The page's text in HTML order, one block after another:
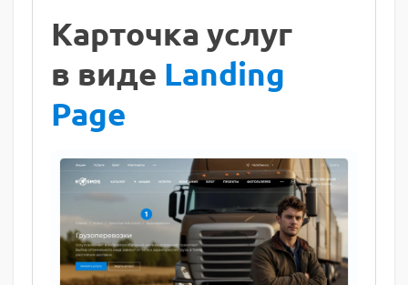
Карточка услуг
в виде Landing
Page